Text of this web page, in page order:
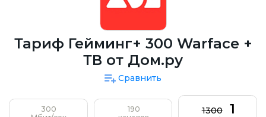
Тариф Гейминг+ 300 Warface +
ТВ от Дом.ру
Сравнить
300
190
1300 1